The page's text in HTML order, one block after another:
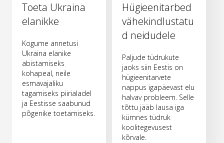
Toeta Ukraina
elanikke
Kogume annetusi
Ukraina elanike
abistamiseks
kohapeal, neile
esmavajaliku
tagamiseks piirialadel
ja Eestisse saabunud
põgenike toetamiseks.
Hügieenitarbed
vähekindlustatu
d neidudele
Paljude tüdrukute
jaoks siin Eestis on
hügieenitarvete
nappus igapäevast elu
halvav probleem. Selle
tõttu jääb lausa iga
kümnes tüdruk
koolitegevusest
kõrvale.